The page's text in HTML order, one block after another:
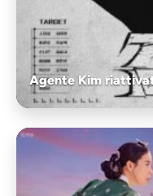
Agente Kim